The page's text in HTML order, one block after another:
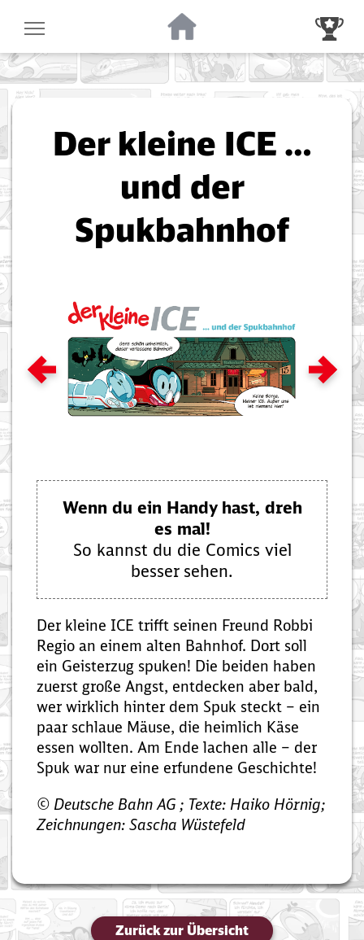
Der kleine ICE …
und der
Spukbahnhof
Zum vorigen Bild Zum
Wenn du ein Handy hast, dreh
es mal!
So kannst du die Comics viel
besser sehen.
Der kleine ICE trifft seinen Freund Robbi
Regio an einem alten Bahnhof. Dort soll
ein Geisterzug spuken! Die beiden haben
zuerst große Angst, entdecken aber bald,
wer wirklich hinter dem Spuk steckt – ein
paar schlaue Mäuse, die heimlich Käse
essen wollten. Am Ende lachen alle – der
Spuk war nur eine erfundene Geschichte!
© Deutsche Bahn AG ; Texte: Haiko Hörnig;
Zeichnungen: Sascha Wüstefeld
Zurück zur Übersicht